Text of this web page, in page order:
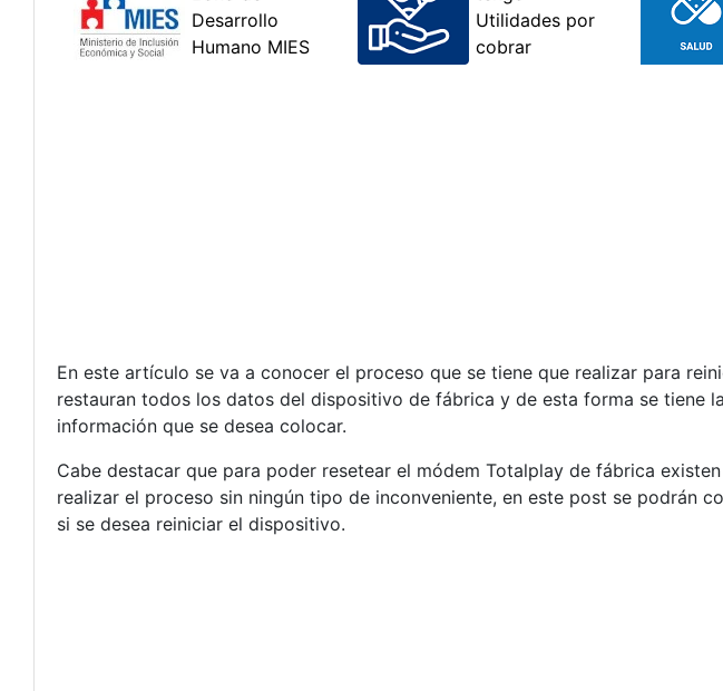
En este artículo se va a conocer el proceso que se tiene que realizar para
restauran todos los datos del dispositivo de fábrica y de esta forma se tiene
información que se desea colocar.
Cabe destacar que para poder resetear el módem Totalplay de fábrica
realizar el proceso sin ningún tipo de inconveniente, en este post se podrán
si se desea reiniciar el dispositivo.